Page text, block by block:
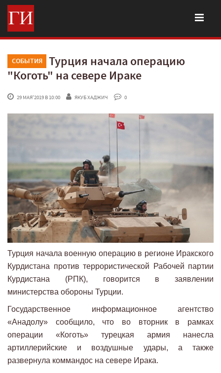
СОБЫТИЯ
Турция начала операцию
"Коготь" на севере Ираке
29 МАЯ'2019 В 10:00 ЯКУБ ХАДЖИЧ 0
Турция начала военную операцию в регионе Иракского
Курдистана против террористической Рабочей партии
Курдистана (РПК), говорится в заявлении
министерства обороны Турции.
Государственное информационное агентство
«Анадолу» сообщило, что во вторник в рамках
операции «Коготь» турецкая армия нанесла
артиллерийские и воздушные удары, а также
развернула коммандос на севере Ирака.